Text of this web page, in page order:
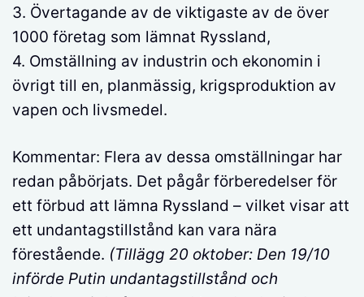
3. Övertagande av de viktigaste av de över
1000 företag som lämnat Ryssland,
4. Omställning av industrin och ekonomin i
övrigt till en, planmässig, krigsproduktion av
vapen och livsmedel.
Kommentar: Flera av dessa omställningar har
redan påbörjats. Det pågår förberedelser för
ett förbud att lämna Ryssland – vilket visar att
ett undantagstillstånd kan vara nära
förestående. (Tillägg 20 oktober: Den 19/10
införde Putin undantagstillstånd och